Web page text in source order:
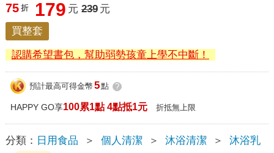
75 折 179 元 239 元
買整套
認購希望書包，幫助弱勢孩童上學不中斷！
預計最高可得金幣 5點 ?
HAPPY GO享100累1點 4點抵1元 折抵無上限
分類： 日用食品 ＞ 個人清潔 ＞ 沐浴清潔 ＞ 沐浴乳